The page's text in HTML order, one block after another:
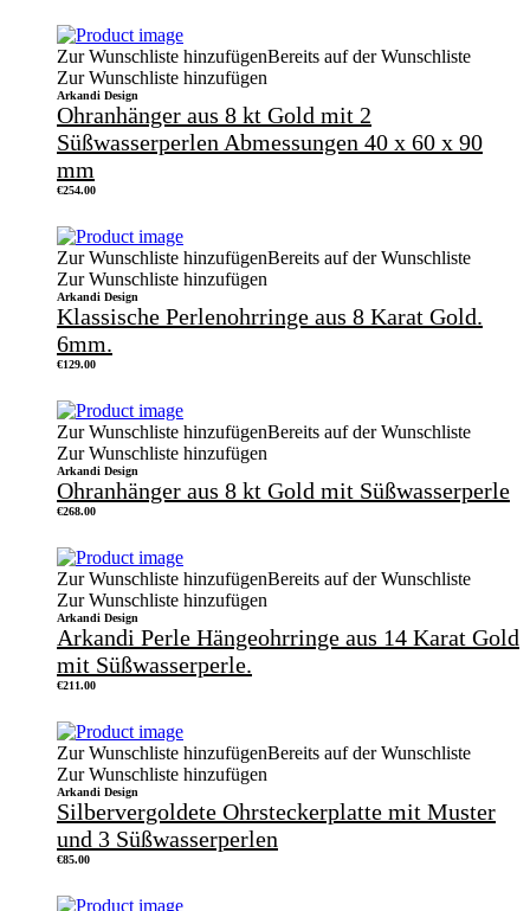
Zur Wunschliste hinzufügenBereits auf der Wunschliste
Zur Wunschliste hinzufügen
Arkandi Design
Ohranhänger aus 8 kt Gold mit 2
Süßwasserperlen Abmessungen 40 x 60 x 90
mm
€254.00
Zur Wunschliste hinzufügenBereits auf der Wunschliste
Zur Wunschliste hinzufügen
Arkandi Design
Klassische Perlenohrringe aus 8 Karat Gold.
6mm.
€129.00
Zur Wunschliste hinzufügenBereits auf der Wunschliste
Zur Wunschliste hinzufügen
Arkandi Design
Ohranhänger aus 8 kt Gold mit Süßwasserperle
€268.00
Zur Wunschliste hinzufügenBereits auf der Wunschliste
Zur Wunschliste hinzufügen
Arkandi Design
Arkandi Perle Hängeohrringe aus 14 Karat Gold
mit Süßwasserperle.
€211.00
Zur Wunschliste hinzufügenBereits auf der Wunschliste
Zur Wunschliste hinzufügen
Arkandi Design
Silbervergoldete Ohrsteckerplatte mit Muster
und 3 Süßwasserperlen
€85.00